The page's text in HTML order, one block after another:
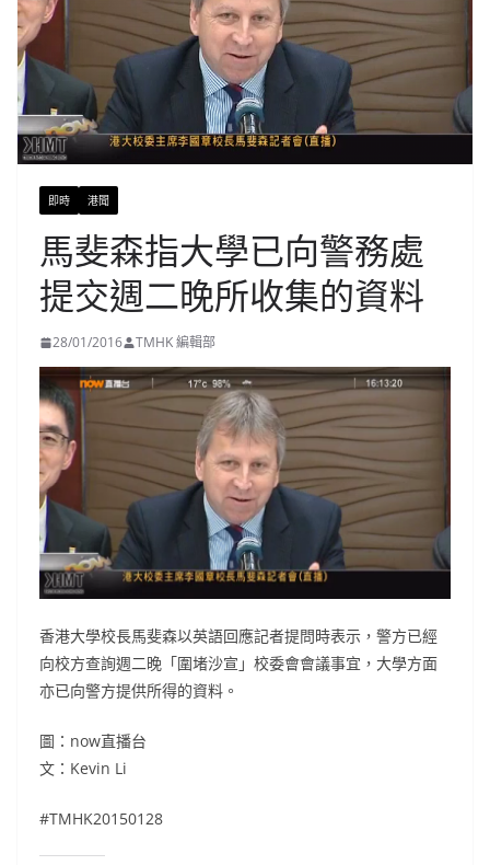
即時 港聞
馬斐森指大學已向警務處
提交週二晚所收集的資料
28/01/2016 TMHK 編輯部
香港大學校長馬斐森以英語回應記者提問時表示，警方已經
向校方查詢週二晚「圍堵沙宣」校委會會議事宜，大學方面
亦已向警方提供所得的資料。
圖：now直播台
文：Kevin Li
#TMHK20150128